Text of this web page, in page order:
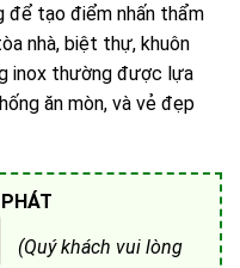
để tạo điểm nhấn thẩm
nhà, biệt thự, khuôn
inox thường được lựa
ăn mòn, và vẻ đẹp
(Quý khách vui lòng